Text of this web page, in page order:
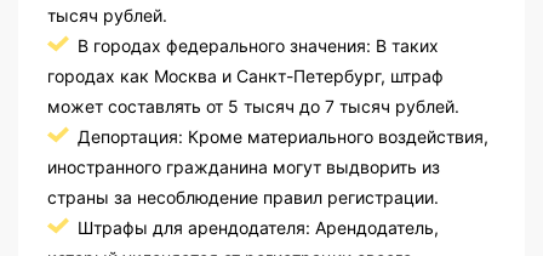
тысяч рублей.
В городах федерального значения: В таких
городах как Москва и Санкт-Петербург, штраф
может составлять от 5 тысяч до 7 тысяч рублей.
Депортация: Кроме материального воздействия,
иностранного гражданина могут выдворить из
страны за несоблюдение правил регистрации.
Штрафы для арендодателя: Арендодатель,